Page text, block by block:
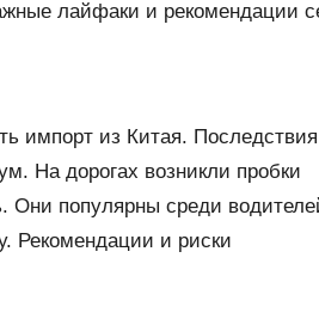
лайфаки и рекомендации
импорт из Китая. Последствия
На дорогах возникли пробки
Они популярны среди
Рекомендации и риски